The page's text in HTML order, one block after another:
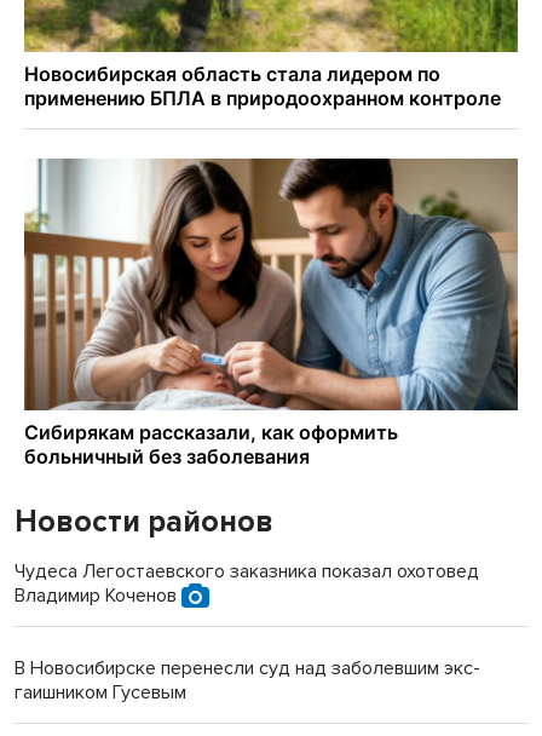
Новости районов
Чудеса Легостаевского заказника показал охотовед
Владимир Коченов
В Новосибирске перенесли суд над заболевшим экс-
гаишником Гусевым